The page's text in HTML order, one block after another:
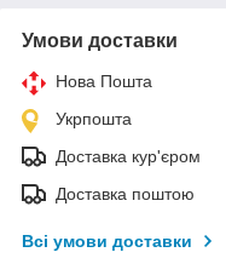
Умови доставки
Нова Пошта
Укрпошта
Доставка кур'єром
Доставка поштою
Всі умови доставки